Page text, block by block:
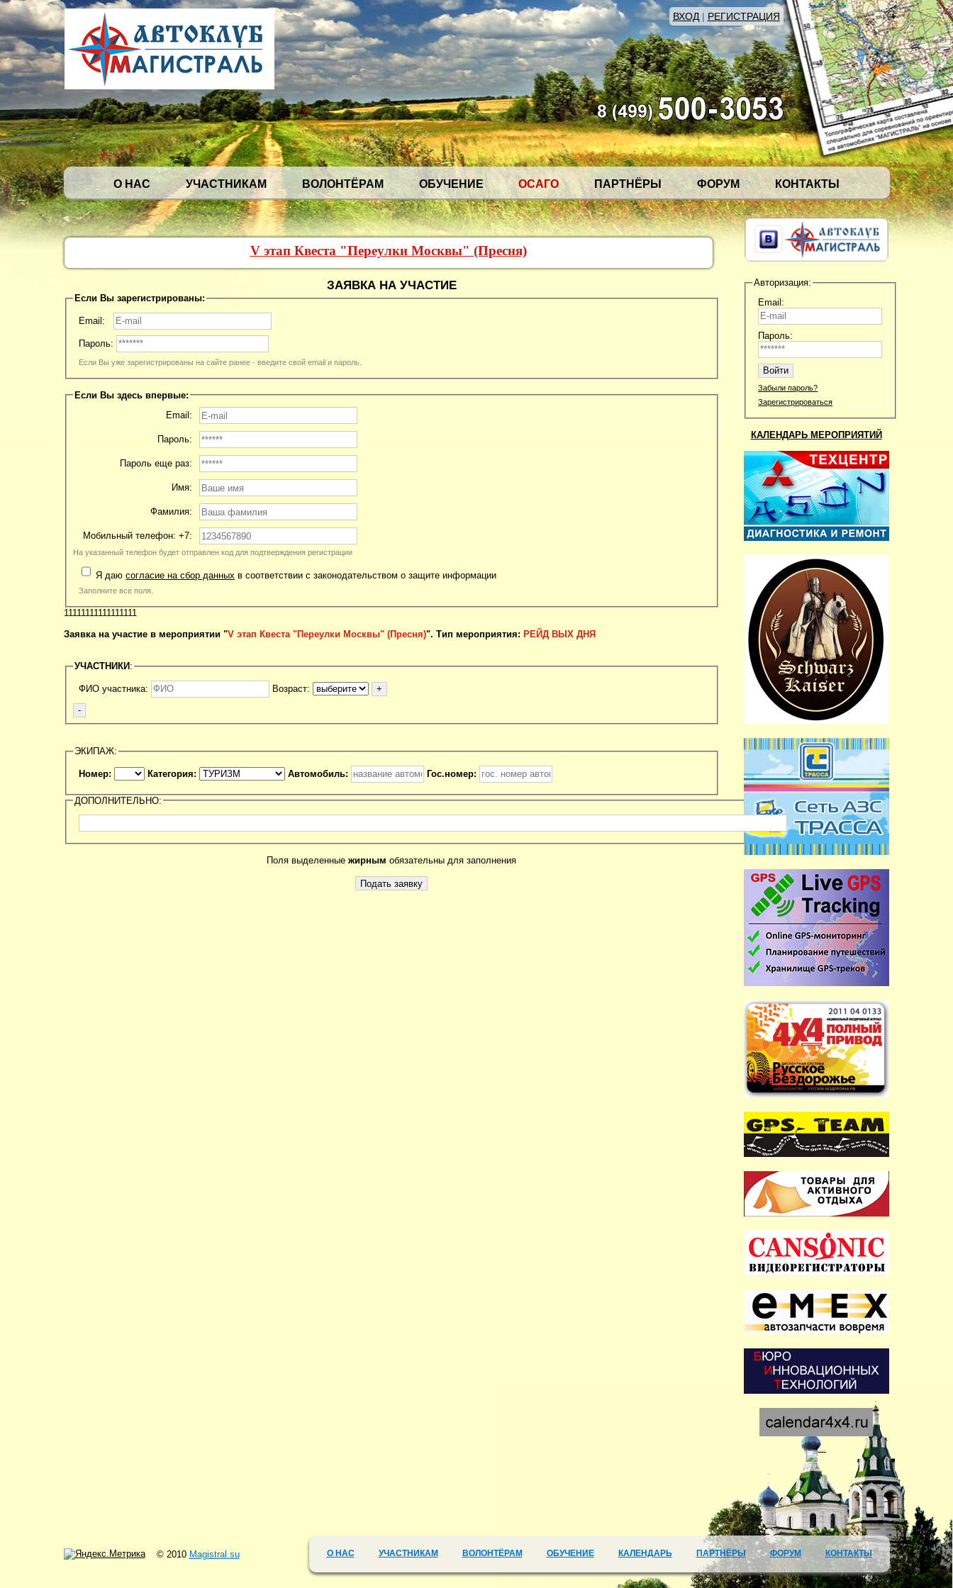
ВХОД| РЕГИСТРАЦИЯ
О НАС УЧАСТНИКАМ ВОЛОНТЁРАМ ОБУЧЕНИЕ ОСАГО ПАРТНЁРЫ ФОРУМ КОНТАКТЫ
Авторизация:
Email:
Пароль:
Забыли пароль?
Зарегистрироваться
КАЛЕНДАРЬ МЕРОПРИЯТИЙ
V этап Квеста "Переулки Москвы" (Пресня)
ЗАЯВКА НА УЧАСТИЕ
Если Вы зарегистрированы:
Email:
Пароль:
Если Вы уже зарегистрированы на сайте ранее - введите свой email и пароль.
Если Вы здесь впервые:
Email:
Пароль:
Пароль еще раз:
Имя:
Фамилия:
Мобильный телефон: +7:
На указанный телефон будет отправлен код для подтверждения регистрации
Я даюсогласие на сбор данных в соответствии с законодательством о защите информации
Заполните все поля.
11111111111111111
Заявка на участие в мероприятии "V этап Квеста "Переулки Москвы" (Пресня)". Тип мероприятия: РЕЙД ВЫХ ДНЯ
УЧАСТНИКИ :
ФИО участника: Возраст:
ЭКИПАЖ:
Номер: Категория: Автомобиль: Гос.номер:
ДОПОЛНИТЕЛЬНО:
Поля выделенные жирным обязательны для заполнения
О НАС УЧАСТНИКАМ ВОЛОНТЁРАМ ОБУЧЕНИЕ КАЛЕНДАРЬ ПАРТНЁРЫ ФОРУМ КОНТАКТЫ
© 2010 Magistral.su